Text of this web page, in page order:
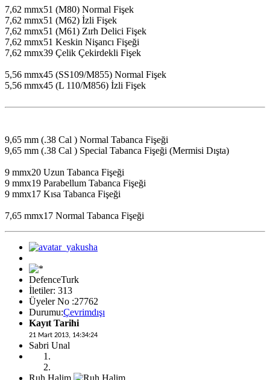
7,62 mmx51 (M80) Normal Fişek
7,62 mmx51 (M62) İzli Fişek
7,62 mmx51 (M61) Zırh Delici Fişek
7,62 mmx51 Keskin Nişancı Fişeği
7,62 mmx39 Çelik Çekirdekli Fişek
5,56 mmx45 (SS109/M855) Normal Fişek
5,56 mmx45 (L 110/M856) İzli Fişek
9,65 mm (.38 Cal ) Normal Tabanca Fişeği
9,65 mm (.38 Cal ) Special Tabanca Fişeği (Mermisi Dışta)
9 mmx20 Uzun Tabanca Fişeği
9 mmx19 Parabellum Tabanca Fişeği
9 mmx17 Kısa Tabanca Fişeği
7,65 mmx17 Normal Tabanca Fişeği
DefenceTurk
İletiler: 313
Üyeler No :27762
Durumu:Çevrimdışı
Kayıt Tarihi
21 Mart 2013, 14:34:24
Sabri Unal
Ruh Halim